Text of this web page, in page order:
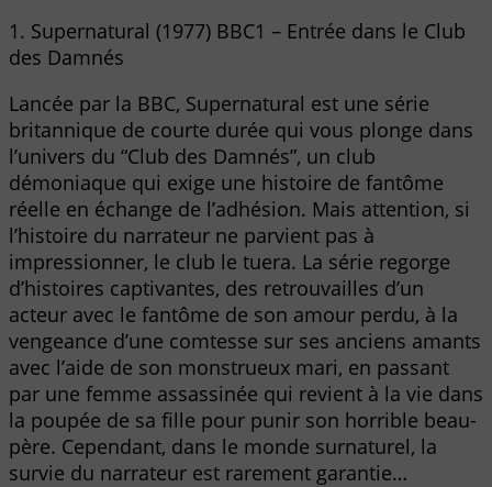
1. Supernatural (1977) BBC1 – Entrée dans le Club
des Damnés
Lancée par la BBC, Supernatural est une série
britannique de courte durée qui vous plonge dans
l’univers du “Club des Damnés”, un club
démoniaque qui exige une histoire de fantôme
réelle en échange de l’adhésion. Mais attention, si
l’histoire du narrateur ne parvient pas à
impressionner, le club le tuera. La série regorge
d’histoires captivantes, des retrouvailles d’un
acteur avec le fantôme de son amour perdu, à la
vengeance d’une comtesse sur ses anciens amants
avec l’aide de son monstrueux mari, en passant
par une femme assassinée qui revient à la vie dans
la poupée de sa fille pour punir son horrible beau-
père. Cependant, dans le monde surnaturel, la
survie du narrateur est rarement garantie…